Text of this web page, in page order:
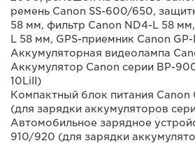
ремень Canon SS-600/650,
58 мм, фильтр Canon ND4-L 58
L 58 мм, GPS-приемник Canon GP-
Аккумуляторная видеолампа
Аккумулятор Canon серии BP-
10LiII)
Компактный блок питания
(для зарядки аккумуляторов
Автомобильное зарядное
910/920 (для зарядки